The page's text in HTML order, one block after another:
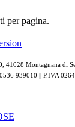
per pagina.
41028 Montagnana di
0536 939010 || P.IVA